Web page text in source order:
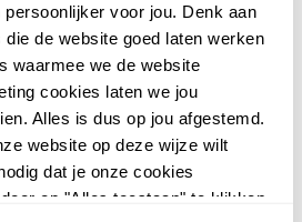
voor jou. Denk aan
de website goed laten werken
waarmee we de website
cookies laten we jou
Alles is dus op jou afgestemd.
website op deze wijze wilt
dat je onze cookies
op "Alles toestaan" te klikken.